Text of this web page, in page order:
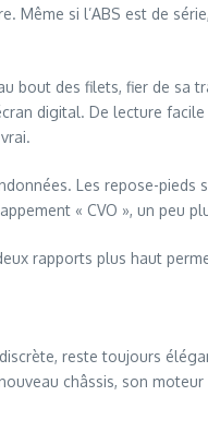
si l’ABS est de
bout des filets, fier de
digital. De lecture
Les repose-
« CVO », un peu
rapports plus haut
reste toujours
châssis, son